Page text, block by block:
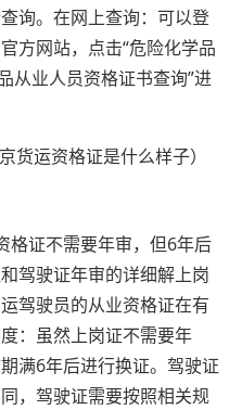
询。在网上查询：可以登
方网站，点击“危险化学品
从业人员资格证书查询”进
格证不需要年审，但6年后
驾驶证年审的详细解上岗
驾驶员的从业资格证在有
：虽然上岗证不需要年
满6年后进行换证。驾驶证
，驾驶证需要按照相关规